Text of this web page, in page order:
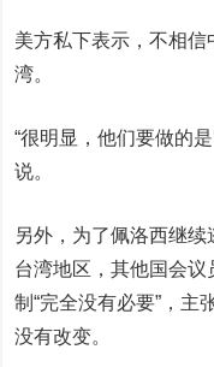
美方私下表示，不相
湾。
“很明显，他们要做的
说。
另外，为了佩洛西继
台湾地区，其他国会
制“完全没有必要”，主
没有改变。